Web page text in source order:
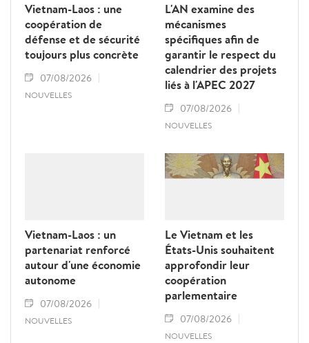
Vietnam-Laos : une
coopération de
défense et de sécurité
toujours plus concrète
07/08/2026
NOUVELLES
L'AN examine des
mécanismes
spécifiques afin de
garantir le respect du
calendrier des projets
liés à l'APEC 2027
07/08/2026
NOUVELLES
Vietnam-Laos : un
partenariat renforcé
autour d'une économie
autonome
07/08/2026
NOUVELLES
Le Vietnam et les
États-Unis souhaitent
approfondir leur
coopération
parlementaire
07/08/2026
NOUVELLES